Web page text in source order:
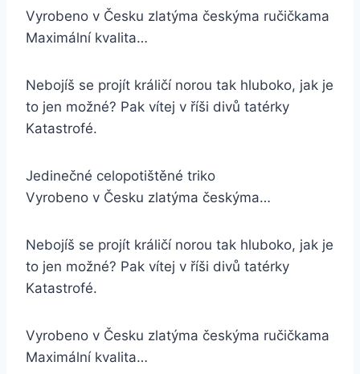
Vyrobeno v Česku zlatýma českýma ručičkama
Maximální kvalita…
Nebojíš se projít králičí norou tak hluboko, jak je
to jen možné? Pak vítej v říši divů tatérky
Katastrofé.
Jedinečné celopotištěné triko
Vyrobeno v Česku zlatýma českýma…
Nebojíš se projít králičí norou tak hluboko, jak je
to jen možné? Pak vítej v říši divů tatérky
Katastrofé.
Vyrobeno v Česku zlatýma českýma ručičkama
Maximální kvalita…